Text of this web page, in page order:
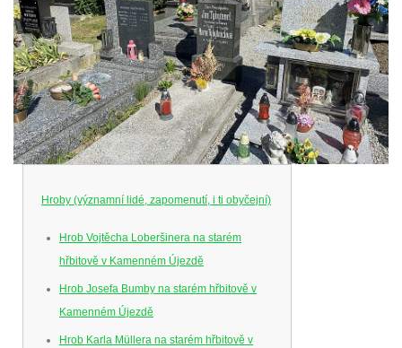
Hroby (významní lidé, zapomenutí, i ti obyčejní)
Hrob Vojtěcha Loberšinera na starém
hřbitově v Kamenném Újezdě
Hrob Josefa Bumby na starém hřbitově v
Kamenném Újezdě
Hrob Karla Müllera na starém hřbitově v